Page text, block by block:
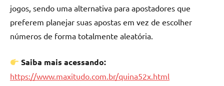
jogos, sendo uma alternativa para apostadores que
preferem planejar suas apostas em vez de escolher
números de forma totalmente aleatória.
Saiba mais acessando:
https://www.maxitudo.com.br/quina52x.html